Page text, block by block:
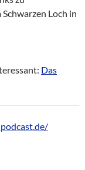
Loch in
Das